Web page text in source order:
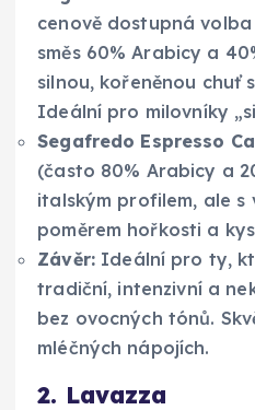
cenově dostupná
směs 60% Arabicy a
silnou, kořeněnou chuť
Ideální pro milovníky
Segafredo Espresso
(často 80% Arabicy a
italským profilem, ale s
poměrem hořkosti a
Závěr:Ideální pro ty,
tradiční, intenzivní a
bez ovocných tónů.
mléčných nápojích.
2. Lavazza